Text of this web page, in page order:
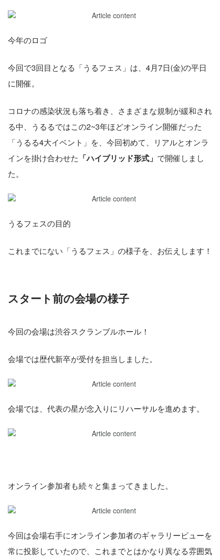
今年のロゴ
今回で3回目となる「うるフェス」は、4月7日(金)の平日
に開催。
コロナの感染状況も落ち着き、さまざまな規制が緩和され
る中、うるるではこの2~3年ほどオンライン開催だった
「うるる4大イベント」を、今回初めて、リアルとオンラ
インを掛け合わせた 「ハイブリッド形式」 で開催しまし
た。
うるフェスの目的
これまでにない「うるフェス」の様子を、お伝えします！
スタート前の会場の様子
今回の会場は渋谷スクランブルホール！
会場では歴代新卒が受付を担当しました。
会場では、代表の星が念入りにリハーサルを進めます。
オンライン参加者も続々と集まってきました。
今回は会場右手にオンライン参加者のギャラリービューを
常に投影していたので、これまでとはかなり異なる雰囲気